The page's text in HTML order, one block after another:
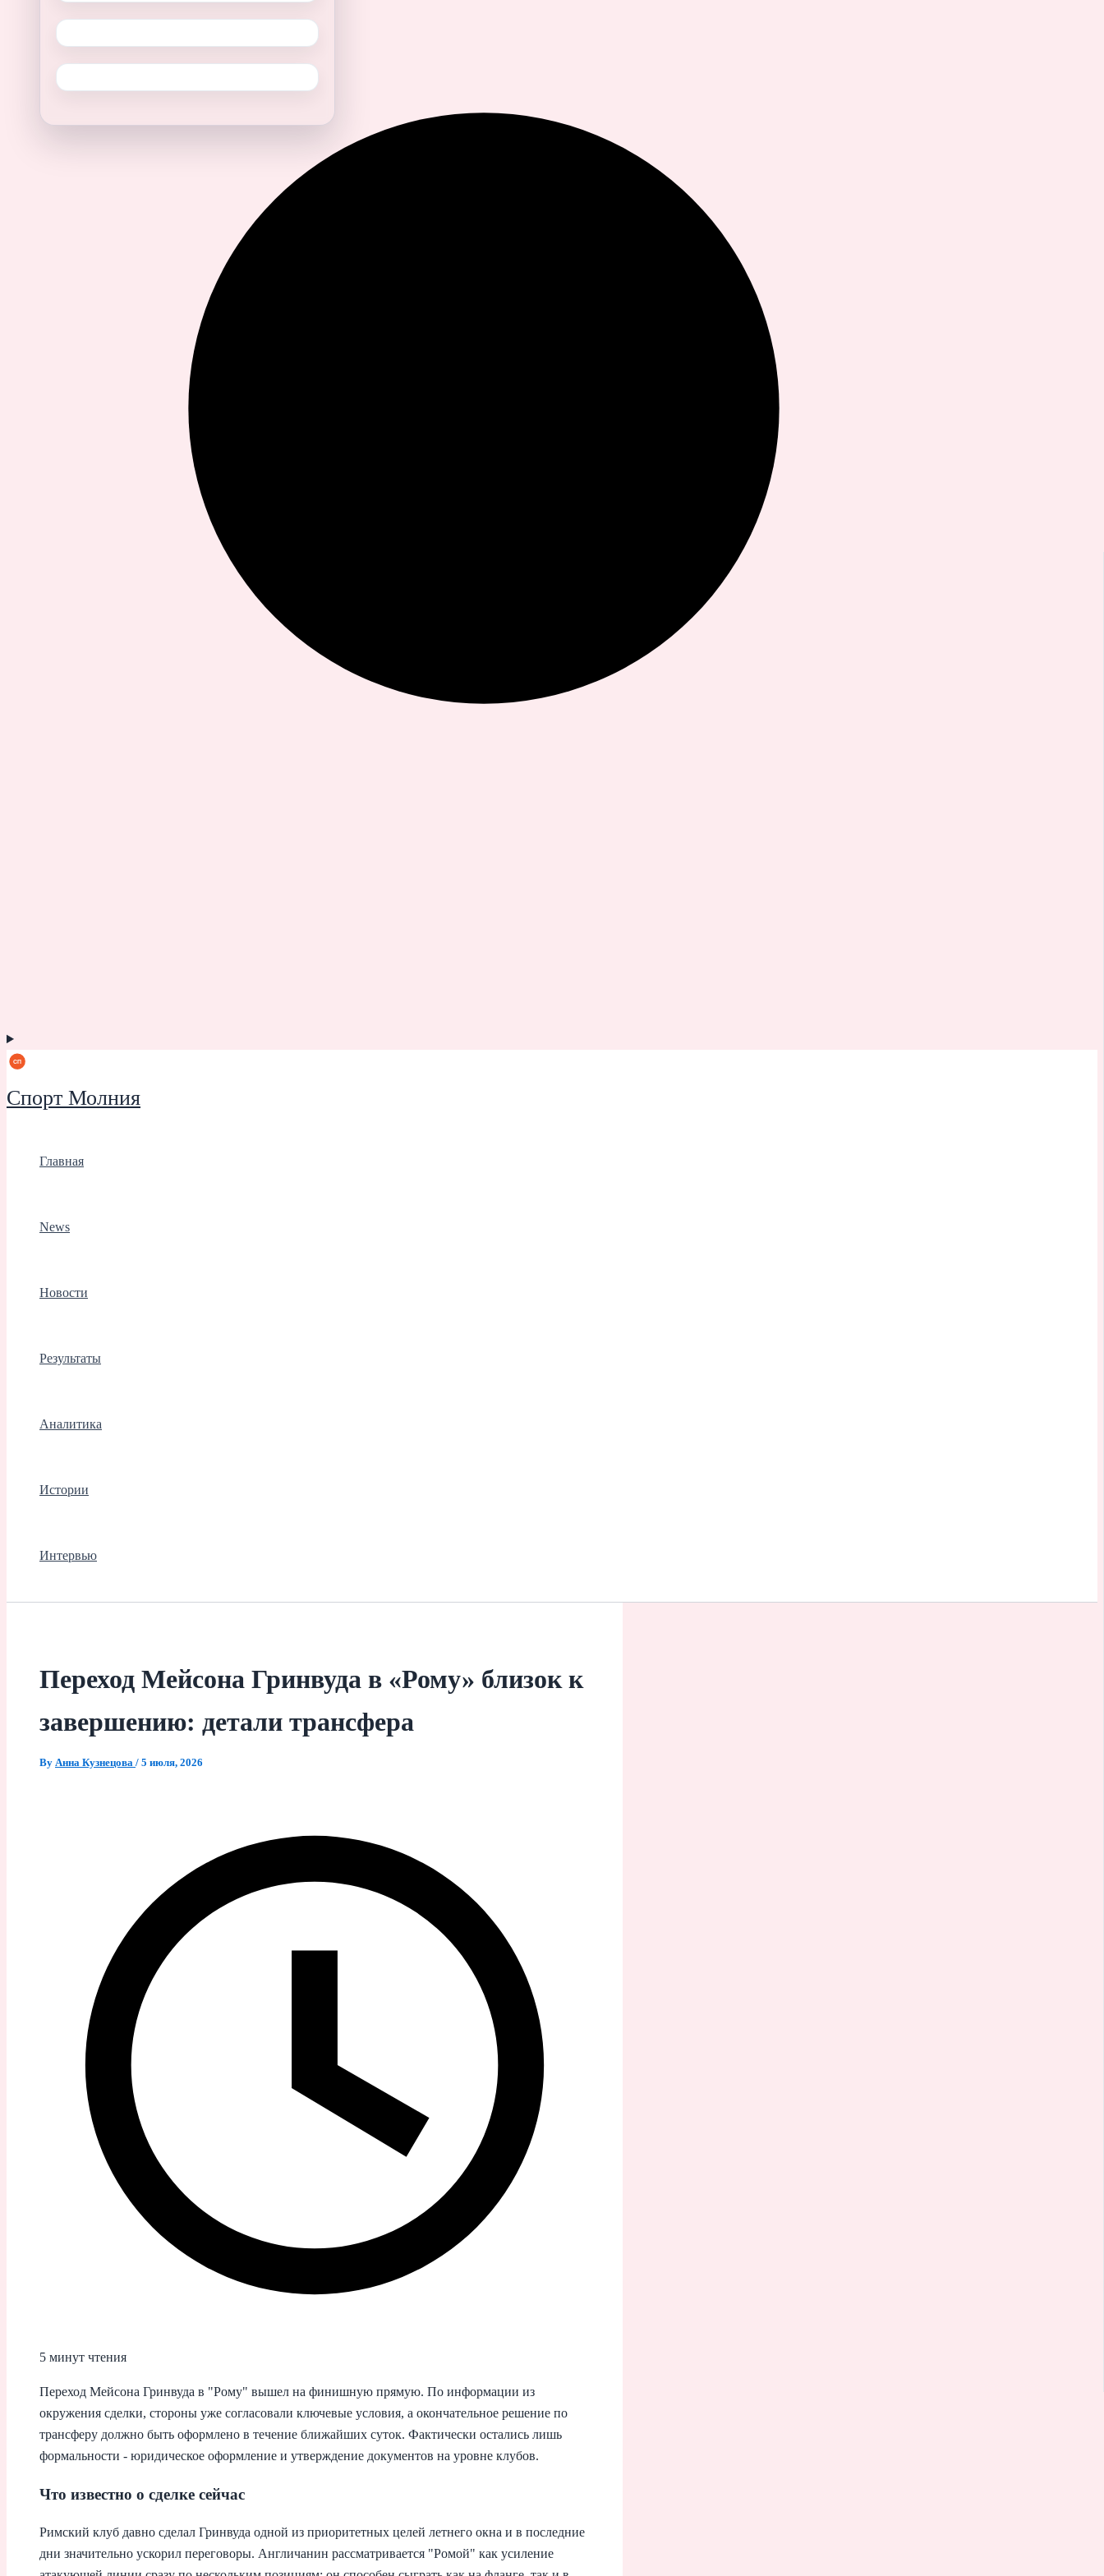
Спорт Молния
Главная
News
Новости
Результаты
Аналитика
Истории
Интервью
Переход Мейсона Гринвуда в «Рому» близок к
завершению: детали трансфера
By Анна Кузнецова / 5 июля, 2026
5 минут чтения
Переход Мейсона Гринвуда в "Рому" вышел на финишную прямую. По информации из
окружения сделки, стороны уже согласовали ключевые условия, а окончательное решение по
трансферу должно быть оформлено в течение ближайших суток. Фактически остались лишь
формальности - юридическое оформление и утверждение документов на уровне клубов.
Что известно о сделке сейчас
Римский клуб давно сделал Гринвуда одной из приоритетных целей летнего окна и в последние
дни значительно ускорил переговоры. Англичанин рассматривается "Ромой" как усиление